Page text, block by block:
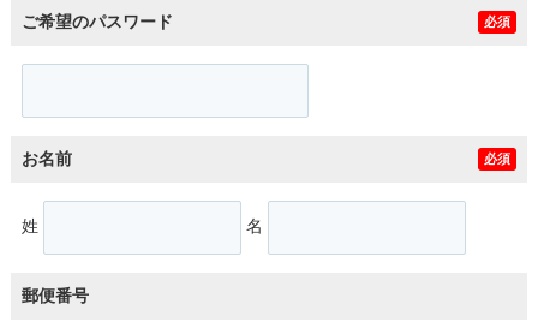
ご希望のパスワード 必須
お名前 必須
姓 名
郵便番号